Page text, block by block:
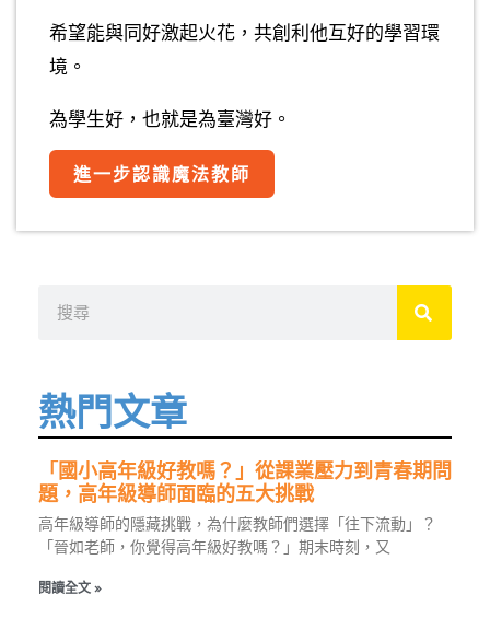
希望能與同好激起火花，共創利他互好的學習環
境。
為學生好，也就是為臺灣好。
進一步認識魔法教師
熱門文章
「國小高年級好教嗎？」從課業壓力到青春期問
題，高年級導師面臨的五大挑戰
高年級導師的隱藏挑戰，為什麼教師們選擇「往下流動」？
「晉如老師，你覺得高年級好教嗎？」期末時刻，又
閱讀全文 »